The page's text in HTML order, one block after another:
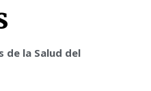
de la Salud del